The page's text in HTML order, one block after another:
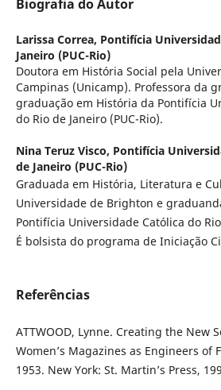
Biografia do Autor
Larissa Correa, Pontifícia
Janeiro (PUC-Rio)
Doutora em História Social pela
Campinas (Unicamp). Professora da
graduação em História da Pontifícia
do Rio de Janeiro (PUC-Rio).
Nina Teruz Visco, Pontifícia
de Janeiro (PUC-Rio)
Graduada em História, Literatura e
Universidade de Brighton e
Pontifícia Universidade Católica do
É bolsista do programa de Iniciação
Referências
ATTWOOD, Lynne. Creating the New
Women’s Magazines as Engineers of
1953. New York: St. Martin’s Press,